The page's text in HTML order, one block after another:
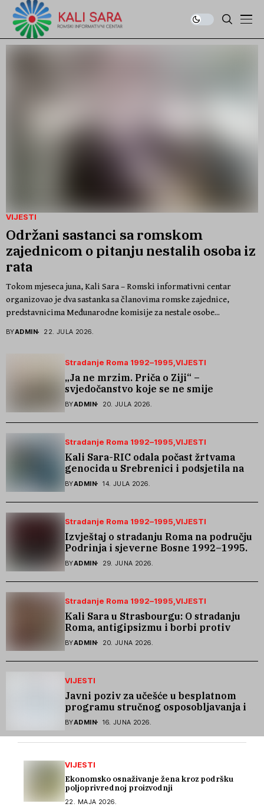
VIJESTI
Održani sastanci sa romskom
zajednicom o pitanju nestalih osoba iz
rata
Tokom mjeseca juna, Kali Sara – Romski informativni centar
organizovao je dva sastanka sa članovima romske zajednice,
predstavnicima Međunarodne komisije za nestale osobe...
BYADMIN 22. JULA 2026.
Stradanje Roma 1992–1995 VIJESTI
„Ja ne mrzim. Priča o Ziji“ –
svjedočanstvo koje se ne smije
zaboraviti
BYADMIN 20. JULA 2026.
Stradanje Roma 1992–1995 VIJESTI
Kali Sara-RIC odala počast žrtvama
genocida u Srebrenici i podsjetila na
stradanje Roma iz Skočića
BYADMIN 14. JULA 2026.
Stradanje Roma 1992–1995 VIJESTI
Izvještaj o stradanju Roma na području
Podrinja i sjeverne Bosne 1992–1995.
godine
BYADMIN 29. JUNA 2026.
Stradanje Roma 1992–1995 VIJESTI
Kali Sara u Strasbourgu: O stradanju
Roma, antigipsizmu i borbi protiv
govora mržnje
BYADMIN 20. JUNA 2026.
VIJESTI
Javni poziv za učešće u besplatnom
programu stručnog osposobljavanja i
podrške pri zapošljavanju
BYADMIN 16. JUNA 2026.
VIJESTI
Ekonomsko osnaživanje žena kroz podršku
poljoprivrednoj proizvodnji
22. MAJA 2026.